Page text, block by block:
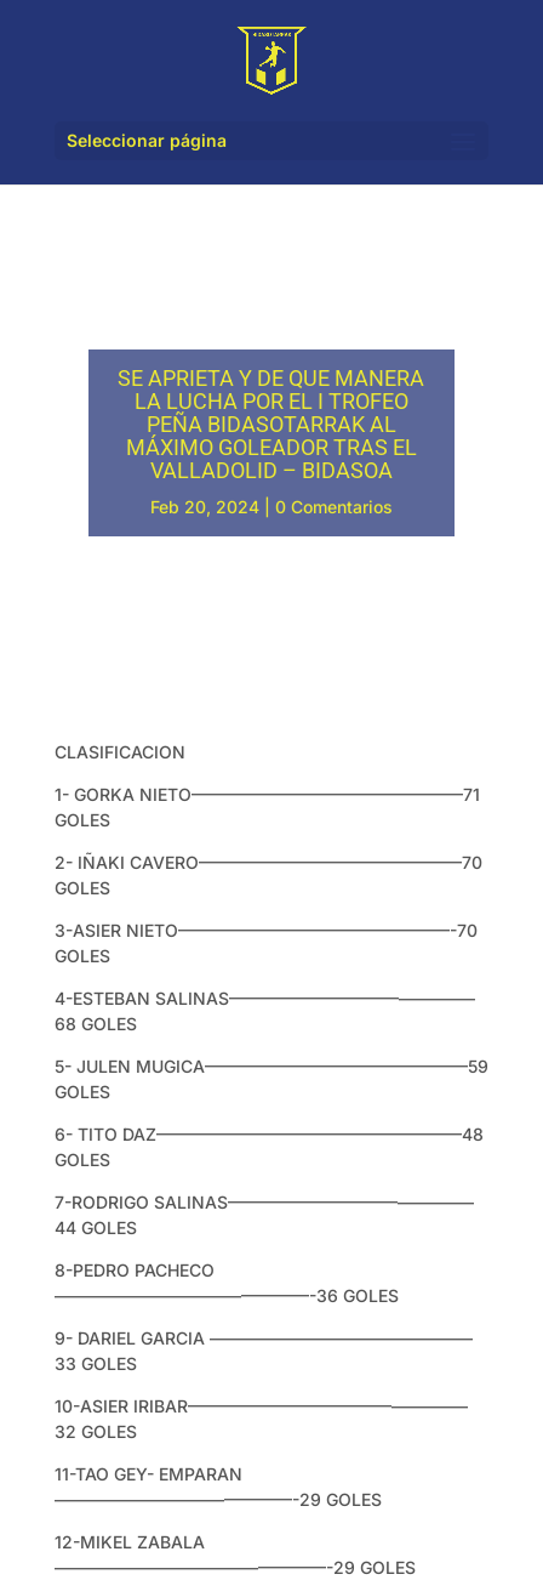
Seleccionar página
SE APRIETA Y DE QUE MANERA
LA LUCHA POR EL I TROFEO
PEÑA BIDASOTARRAK AL
MÁXIMO GOLEADOR TRAS EL
VALLADOLID – BIDASOA
Feb 20, 2024| 0 Comentarios
CLASIFICACION
1- GORKA NIETO————————————————71
GOLES
2- IÑAKI CAVERO———————————————–70
GOLES
3-ASIER NIETO————————————————-70
GOLES
4-ESTEBAN SALINAS——————————————–
68 GOLES
5- JULEN MUGICA———————————————–59
GOLES
6- TITO DAZ——————————————————48
GOLES
7-RODRIGO SALINAS——————————————–
44 GOLES
8-PEDRO PACHECO
———————————————-36 GOLES
9- DARIEL GARCIA ———————————————–
33 GOLES
10-ASIER IRIBAR————————————————–
32 GOLES
11-TAO GEY- EMPARAN
——————————————-29 GOLES
12-MIKEL ZABALA
————————————————-29 GOLES